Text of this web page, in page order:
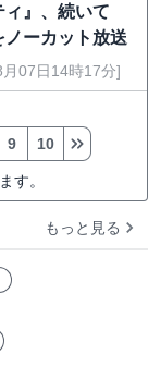
ィ』、続いて
ノーカット放送
月07日14時17分]
す。
9 10
もっと見る